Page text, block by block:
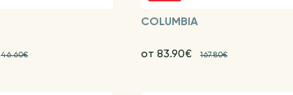
46.60€
COLUMBIA
от 83.90€ 167.80€